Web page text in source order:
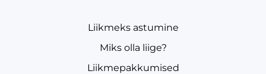
Liikmeks astumine
Miks olla liige?
Liikmepakkumised